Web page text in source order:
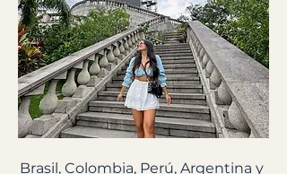
Brasil, Colombia, Perú, Argentina y